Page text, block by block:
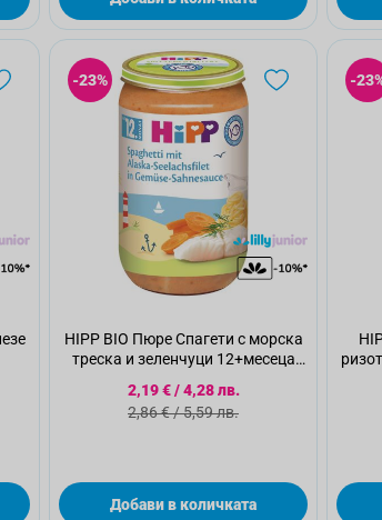
-23%
HIPP BIO Пюре Спагети с морска
треска и зеленчуци 12+месеца
Специална цена
2,19 €/4,28 лв.
Стандартна цена
2,86 €/5,59 лв.
Добави в количката
-